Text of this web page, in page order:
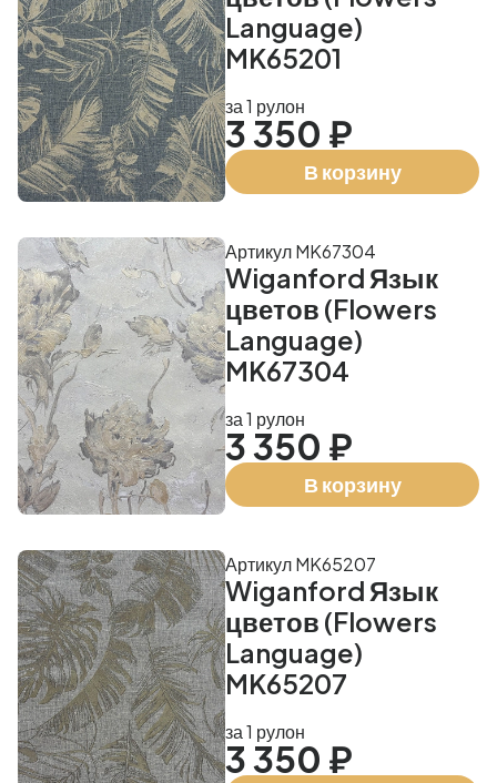
Language)
MK65201
за 1 рулон
3 350 ₽
В корзину
Wiganford Язык
цветов (Flowers
Language)
MK67304
Артикул MK67304
за 1 рулон
3 350 ₽
В корзину
Wiganford Язык
цветов (Flowers
Language)
MK65207
Артикул MK65207
за 1 рулон
3 350 ₽